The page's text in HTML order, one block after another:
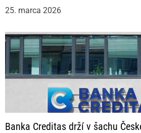
25. marca 2026
Banka Creditas drží v šachu